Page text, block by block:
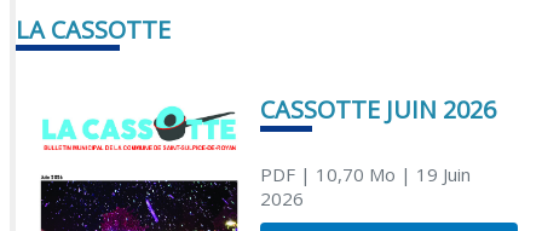
LA CASSOTTE
CASSOTTE JUIN 2026
PDF| 10,70 Mo | 19 Juin
2026